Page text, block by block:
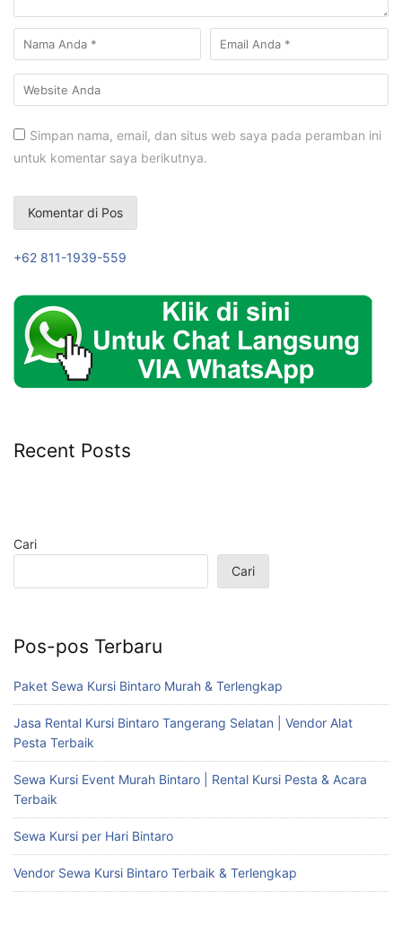
Simpan nama, email, dan situs web saya pada peramban ini
untuk komentar saya berikutnya.
+62 811-1939-559
Recent Posts
Cari
Cari
Pos-pos Terbaru
Paket Sewa Kursi Bintaro Murah & Terlengkap
Jasa Rental Kursi Bintaro Tangerang Selatan | Vendor Alat
Pesta Terbaik
Sewa Kursi Event Murah Bintaro | Rental Kursi Pesta & Acara
Terbaik
Sewa Kursi per Hari Bintaro
Vendor Sewa Kursi Bintaro Terbaik & Terlengkap